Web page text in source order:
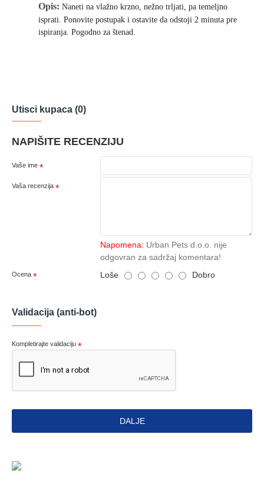
Opis: Naneti na vlažno krzno, nežno trljati, pa temeljno
isprati. Ponovite postupak i ostavite da odstoji 2 minuta pre
ispiranja. Pogodno za štenad.
Utisci kupaca (0)
NAPIŠITE RECENZIJU
Vaše ime
Vaša recenzija
Napomena: Urban Pets d.o.o. nije
odgovran za sadržaj komentara!
Ocena Loše Dobro
Validacija (anti-bot)
Kompletirajte validaciju
DALJE